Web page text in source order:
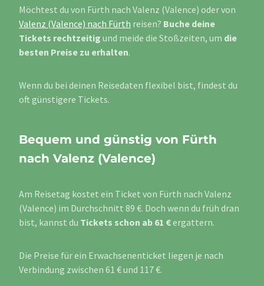
Möchtest du von Fürth nach Valenz (Valence) oder von
Valenz (Valence) nach Fürth reisen? Buche deine
Tickets rechtzeitig und meide die Stoßzeiten, um die
besten Preise zu erhalten.
Wenn du bei deinen Reisedaten flexibel bist, findest du
oft günstigere Tickets.
Bequem und günstig von Fürth
nach Valenz (Valence)
Am Reisetag kostet ein Ticket von Fürth nach Valenz
(Valence) im Durchschnitt 89 €. Doch wenn du früh dran
bist, kannst du Tickets schon ab 61 €ergattern.
Die Preise für ein Erwachsenenticket liegen je nach
Verbindung zwischen 61 € und 117 €.